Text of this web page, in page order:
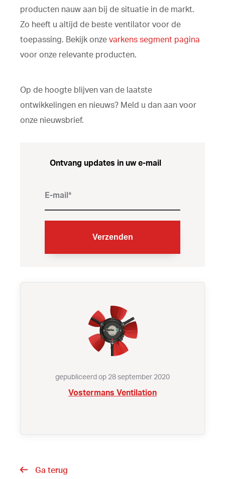
producten nauw aan bij de situatie in de markt.
Zo heeft u altijd de beste ventilator voor de
toepassing. Bekijk onze varkens segment pagina
voor onze relevante producten.
Op de hoogte blijven van de laatste
ontwikkelingen en nieuws? Meld u dan aan voor
onze nieuwsbrief.
Ontvang updates in uw e-mail
gepubliceerd op 28 september 2020
Vostermans Ventilation
Ga terug